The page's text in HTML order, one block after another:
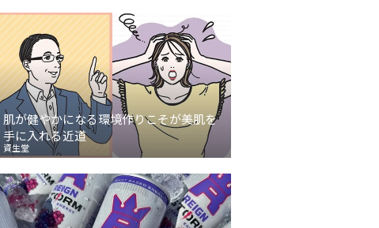
肌が健やかになる環境作りこそが美肌を
手に入れる近道
資生堂